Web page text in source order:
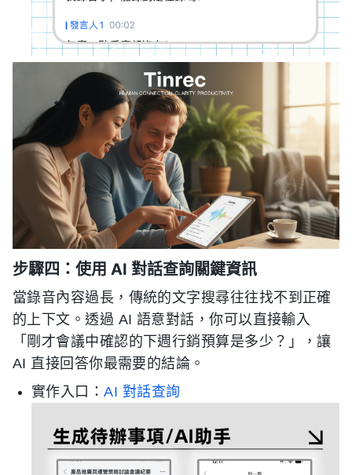
步驟四：使用 AI 對話查詢關鍵資訊
當錄音內容過長，傳統的文字搜尋往往找不到正確
的上下文。透過 AI 語意對話，你可以直接輸入
「剛才會議中確認的下週行銷預算是多少？」，讓
AI 直接回答你最需要的結論。
實作入口：AI 對話查詢